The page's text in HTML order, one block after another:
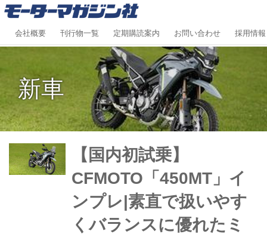
会社概要 刊行物一覧 定期購読案内 お問い合わせ 採用情報
新車
【国内初試乗】
CFMOTO「450MT」イ
ンプレ|素直で扱いやす
くバランスに優れたミ